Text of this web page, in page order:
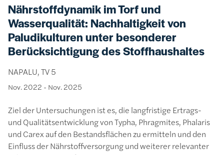
Nährstoffdynamik im Torf und
Wasserqualität: Nachhaltigkeit von
Paludikulturen unter besonderer
Berücksichtigung des Stoffhaushaltes
NAPALU, TV 5
Nov. 2022 - Nov. 2025
Ziel der Untersuchungen ist es, die langfristige Ertrags-
und Qualitätsentwicklung von Typha, Phragmites, Phalaris
und Carex auf den Bestandsflächen zu ermitteln und den
Einfluss der Nährstoffversorgung und weiterer relevanter